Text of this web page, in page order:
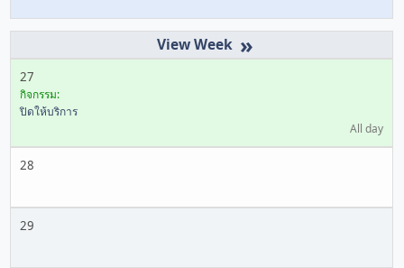
»
27
กิจกรรม:
ปิดให้บริการ
All day
28
29